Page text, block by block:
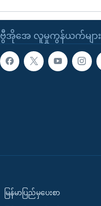
ဗွီအိုအေ လူမှုကွန်ယက်များ
မြန်မာပြည်မှပေးစာ